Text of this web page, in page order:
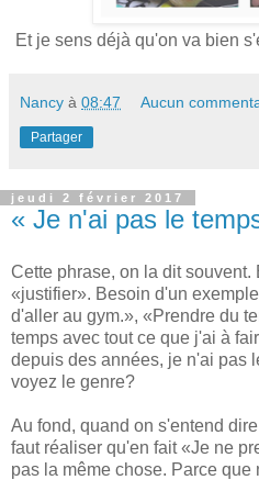
Et je sens déjà qu'on va bien
Nancy à 08:47 Aucun
Partager
jeudi 2 février 2017
« Je n'ai pas le
Cette phrase, on la dit souvent.
«justifier». Besoin d'un
d'aller au gym.», «Prendre du
temps avec tout ce que j'ai à
depuis des années, je n'ai pas
voyez le genre?
Au fond, quand on s'entend
faut réaliser qu'en fait «Je ne
pas la même chose. Parce que